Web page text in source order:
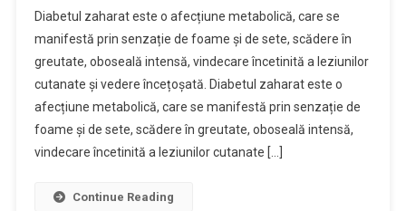
Diabetul zaharat este o afecțiune metabolică, care se
manifestă prin senzație de foame și de sete, scădere în
greutate, oboseală intensă, vindecare încetinită a leziunilor
cutanate și vedere încețoșată. Diabetul zaharat este o
afecțiune metabolică, care se manifestă prin senzație de
foame și de sete, scădere în greutate, oboseală intensă,
vindecare încetinită a leziunilor cutanate […]
Continue Reading